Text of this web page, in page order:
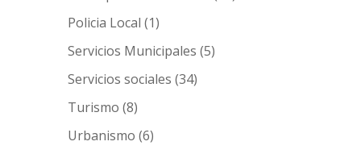
Policia Local (1)
Servicios Municipales (5)
Servicios sociales (34)
Turismo (8)
Urbanismo (6)